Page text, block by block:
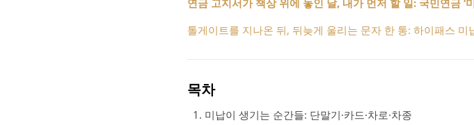
연금 고지서가 책상 위에 놓인 날, 내가 먼저 할 일: 국민연금 ‘
톨게이트를 지나온 뒤, 뒤늦게 울리는 문자 한 통: 하이패스 미
목차
미납이 생기는 순간들: 단말기·카드·차로·차종